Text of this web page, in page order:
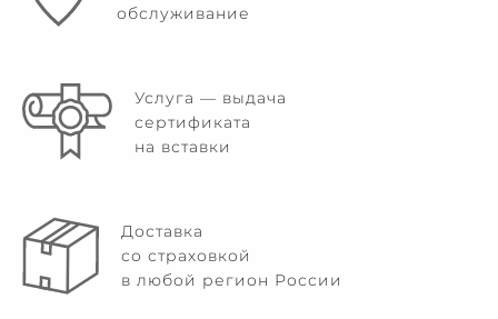
обслуживание
Услуга — выдача
сертификата
на вставки
Доставка
со страховкой
в любой регион России